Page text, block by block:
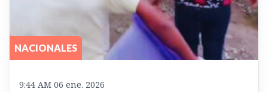
NACIONALES
9:44 AM 06 ene. 2026